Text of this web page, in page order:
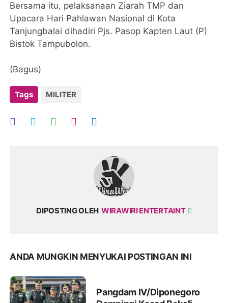
Bersama itu, pelaksanaan Ziarah TMP dan
Upacara Hari Pahlawan Nasional di Kota
Tanjungbalai dihadiri Pjs. Pasop Kapten Laut (P)
Bistok Tampubolon.
(Bagus)
Tags MILITER
DIPOSTING OLEH WIRAWIRI ENTERTAINT
ANDA MUNGKIN MENYUKAI POSTINGAN INI
Pangdam IV/Diponegoro